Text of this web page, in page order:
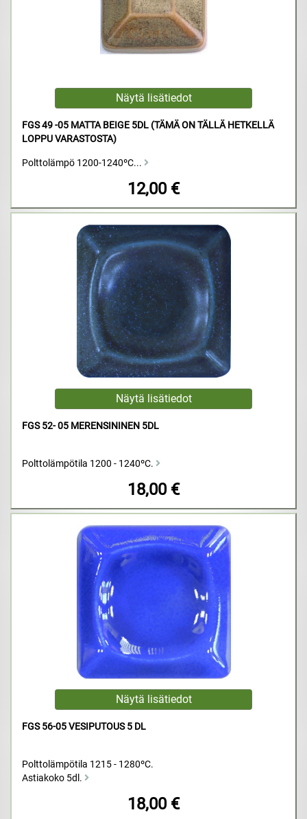
FGS 49 -05 MATTA BEIGE 5DL (TÄMÄ ON TÄLLÄ HETKELLÄ
LOPPU VARASTOSTA)
Polttolämpö 1200-1240ºC...
12,00 €
FGS 52- 05 MERENSININEN 5DL
Polttolämpötila 1200 - 1240ºC.
18,00 €
FGS 56-05 VESIPUTOUS 5 DL
Polttolämpötila 1215 - 1280ºC.
Astiakoko 5dl.
18,00 €